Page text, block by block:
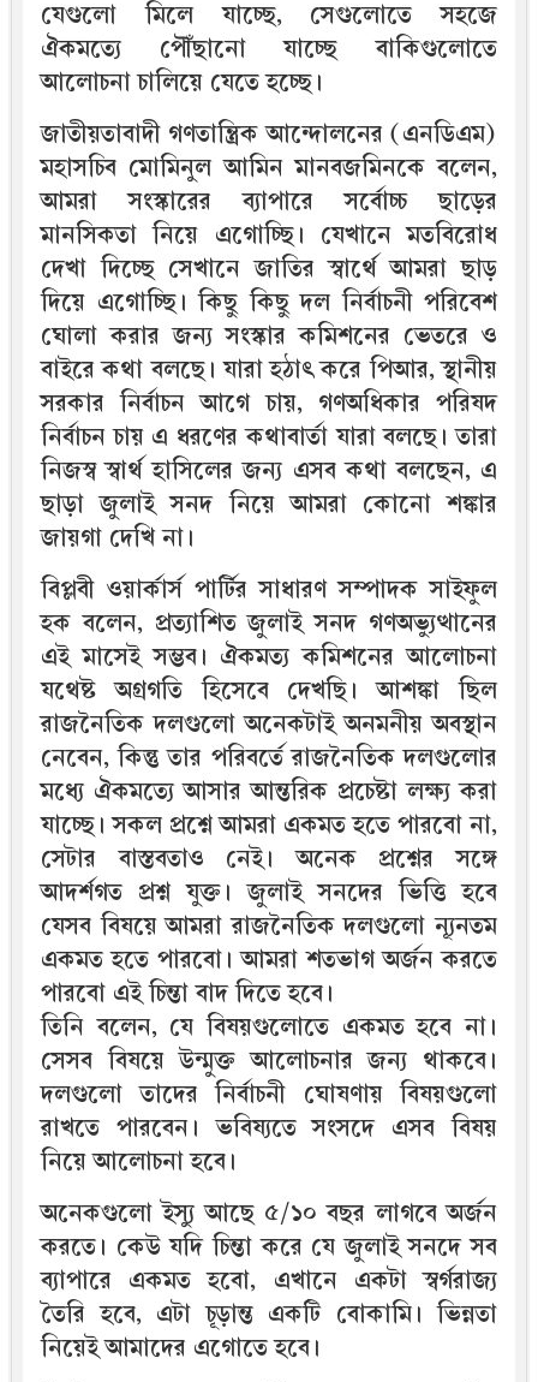
যেগুলো মিলে যাচ্ছে, সেগুলোতে সহজে
ঐকমত্যে পৌঁছানো যাচ্ছে বাকিগুলোতে
আলোচনা চালিয়ে যেতে হচ্ছে।
জাতীয়তাবাদী গণতান্ত্রিক আন্দোলনের (এনডিএম)
মহাসচিব মোমিনুল আমিন মানবজমিনকে বলেন,
আমরা সংস্কারের ব্যাপারে সর্বোচ্চ ছাড়ের
মানসিকতা নিয়ে এগোচ্ছি। যেখানে মতবিরোধ
দেখা দিচ্ছে সেখানে জাতির স্বার্থে আমরা ছাড়
দিয়ে এগোচ্ছি। কিছু কিছু দল নির্বাচনী পরিবেশ
ঘোলা করার জন্য সংস্কার কমিশনের ভেতরে ও
বাইরে কথা বলছে। যারা হঠাৎ করে পিআর, স্থানীয়
সরকার নির্বাচন আগে চায়, গণঅধিকার পরিষদ
নির্বাচন চায় এ ধরণের কথাবার্তা যারা বলছে। তারা
নিজস্ব স্বার্থ হাসিলের জন্য এসব কথা বলছেন, এ
ছাড়া জুলাই সনদ নিয়ে আমরা কোনো শঙ্কার
জায়গা দেখি না।
বিপ্লবী ওয়ার্কার্স পার্টির সাধারণ সম্পাদক সাইফুল
হক বলেন, প্রত্যাশিত জুলাই সনদ গণঅভ্যুত্থানের
এই মাসেই সম্ভব। ঐকমত্য কমিশনের আলোচনা
যথেষ্ট অগ্রগতি হিসেবে দেখছি। আশঙ্কা ছিল
রাজনৈতিক দলগুলো অনেকটাই অনমনীয় অবস্থান
নেবেন, কিন্তু তার পরিবর্তে রাজনৈতিক দলগুলোর
মধ্যে ঐকমত্যে আসার আন্তরিক প্রচেষ্টা লক্ষ্য করা
যাচ্ছে। সকল প্রশ্নে আমরা একমত হতে পারবো না,
সেটার বাস্তবতাও নেই। অনেক প্রশ্নের সঙ্গে
আদর্শগত প্রশ্ন যুক্ত। জুলাই সনদের ভিত্তি হবে
যেসব বিষয়ে আমরা রাজনৈতিক দলগুলো ন্যূনতম
একমত হতে পারবো। আমরা শতভাগ অর্জন করতে
পারবো এই চিন্তা বাদ দিতে হবে।
তিনি বলেন, যে বিষয়গুলোতে একমত হবে না।
সেসব বিষয়ে উন্মুক্ত আলোচনার জন্য থাকবে।
দলগুলো তাদের নির্বাচনী ঘোষণায় বিষয়গুলো
রাখতে পারবেন। ভবিষ্যতে সংসদে এসব বিষয়
নিয়ে আলোচনা হবে।
অনেকগুলো ইস্যু আছে ৫/১০ বছর লাগবে অর্জন
করতে। কেউ যদি চিন্তা করে যে জুলাই সনদে সব
ব্যাপারে একমত হবো, এখানে একটা স্বর্গরাজ্য
তৈরি হবে, এটা চূড়ান্ত একটি বোকামি। ভিন্নতা
নিয়েই আমাদের এগোতে হবে।